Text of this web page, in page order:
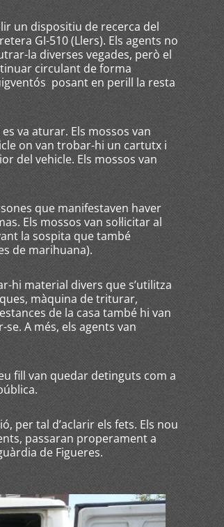
un dispositiu de recerca del
GI-510 (Llers). Els agents no
la diverses vegades, però el
circulant de forma
posant en perill la resta
va aturar. Els mossos van
on van trobar-hi un cartutx i
del vehicle. Els mossos van
que manifestaven haver
Els mossos van sol·licitar al
la sospita que també
de marihuana).
hi material divers que s’utilitza
màquina de triturar,
de la casa també hi van
A més, els agents van
fill van quedar detinguts com a
per tal d’aclarir els fets. Els nou
passaran properament a
de Figueres.